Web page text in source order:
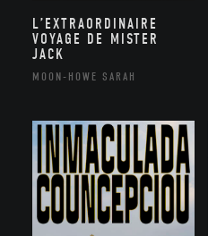
L’EXTRAORDINAIRE
VOYAGE DE MISTER
JACK
MOON-HOWE SARAH